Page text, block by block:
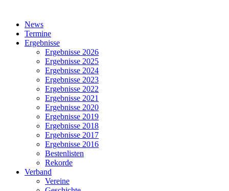
Close
Menu
News
Termine
Ergebnisse
Ergebnisse 2026
Ergebnisse 2025
Ergebnisse 2024
Ergebnisse 2023
Ergebnisse 2022
Ergebnisse 2021
Ergebnisse 2020
Ergebnisse 2019
Ergebnisse 2018
Ergebnisse 2017
Ergebnisse 2016
Bestenlisten
Rekorde
Verband
Vereine